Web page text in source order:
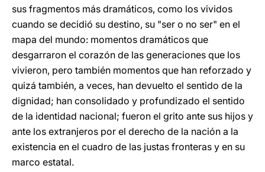
sus fragmentos más dramáticos, como los vividos
cuando se decidió su destino, su "ser o no ser" en el
mapa del mundo: momentos dramáticos que
desgarraron el corazón de las generaciones que los
vivieron, pero también momentos que han reforzado y
quizá también, a veces, han devuelto el sentido de la
dignidad; han consolidado y profundizado el sentido
de la identidad nacional; fueron el grito ante sus hijos y
ante los extranjeros por el derecho de la nación a la
existencia en el cuadro de las justas fronteras y en su
marco estatal.